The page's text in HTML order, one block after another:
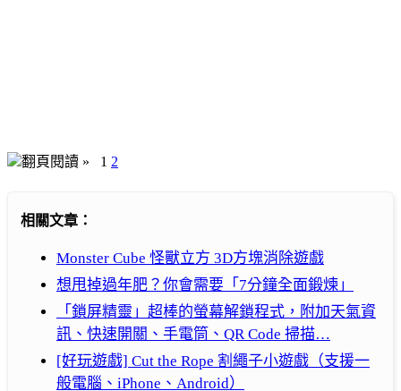
翻頁閱讀 » 1 2
相關文章：
Monster Cube 怪獸立方 3D方塊消除遊戲
想甩掉過年肥？你會需要「7分鐘全面鍛煉」
「鎖屏精靈」超棒的螢幕解鎖程式，附加天氣資
訊、快速開關、手電筒、QR Code 掃描…
[好玩遊戲] Cut the Rope 割繩子小遊戲（支援一
般電腦、iPhone、Android）